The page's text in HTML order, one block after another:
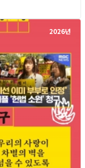
2026년